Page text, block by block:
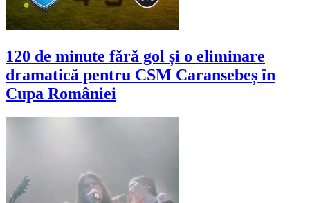
120 de minute fără gol și o eliminare
dramatică pentru CSM Caransebeș în
Cupa României